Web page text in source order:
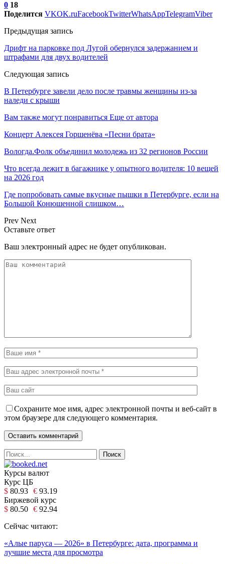
0 18
Поделится VKOK.ruFacebookTwitterWhatsAppTelegramViber
Предыдущая запись
Дрифт на парковке под Лугой обернулся задержанием и
штрафами для двух водителей
Следующая запись
В Петербурге завели дело после травмы женщины из-за
наледи с крыши
Вам также могут понравиться Еще от автора
Концерт Алексея Горшенёва «Песни брата»
Вологда.Фолк объединил молодежь из 32 регионов России
Что всегда лежит в багажнике у опытного водителя: 10 вещей
на 2026 год
Где попробовать самые вкусные пышки в Петербурге, если на
Большой Конюшенной слишком…
Prev Next
Оставьте ответ
Ваш электронный адрес не будет опубликован.
Сохраните мое имя, адрес электронной почты и веб-сайт в
этом браузере для следующего комментария.
Курсы валют
Курс ЦБ
$ 80.93 € 93.19
Биржевой курс
$ 80.50 € 92.94
Сейчас читают:
«Алые паруса — 2026» в Петербурге: дата, программа и
лучшие места для просмотра